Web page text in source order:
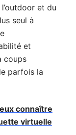
et du
seul à
et
coups
parfois la
connaître
virtuelle